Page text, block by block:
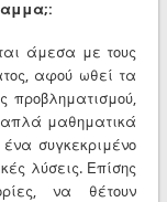
άμεσα με τους
αφού ωθεί τα
προβληματισμού,
μαθηματικά
συγκεκριμένο
λύσεις. Επίσης
να θέτουν